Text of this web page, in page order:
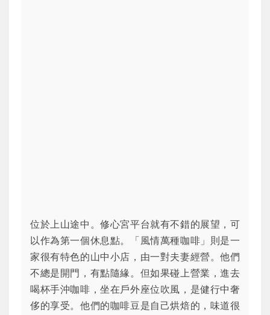
位於上山途中。修心宮平台就有不錯的展望，可
以作為第一個休息點。「風情萬種咖啡」則是一
家很有特色的山中小店，由一對夫妻經營。他們
不總是開門，有點隨緣。但如果碰上營業，進去
喝杯手沖咖啡，坐在戶外座位吹風，是健行中奢
侈的享受。他們的咖啡豆是自己烘焙的，味道很